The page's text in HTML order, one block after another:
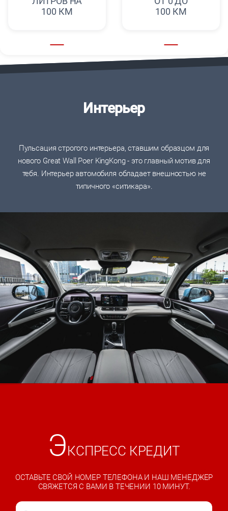
100 КМ
100 КМ
Интерьер
Пульсация строгого интерьера, ставшим образцом для
нового Great Wall Poer KingKong - это главный мотив для
тебя. Интерьер автомобиля обладает внешностью не
типичного «ситикара».
ЭКСПРЕСС КРЕДИТ
ОСТАВЬТЕ СВОЙ НОМЕР ТЕЛЕФОНА И НАШ МЕНЕДЖЕР
СВЯЖЕТСЯ С ВАМИ В ТЕЧЕНИИ 10 МИНУТ.